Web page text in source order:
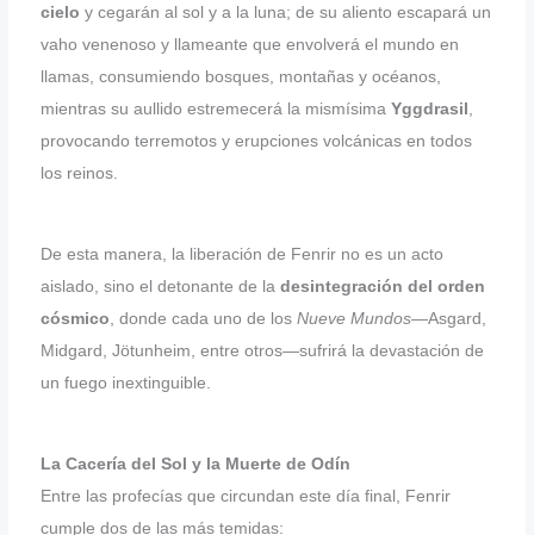
cielo y cegarán al sol y a la luna; de su aliento escapará un
vaho venenoso y llameante que envolverá el mundo en
llamas, consumiendo bosques, montañas y océanos,
mientras su aullido estremecerá la mismísima Yggdrasil
provocando terremotos y erupciones volcánicas en todos
los reinos.
De esta manera, la liberación de Fenrir no es un acto
aislado, sino el detonante de la desintegración del orden
cósmico , donde cada uno de los Nueve Mundos—Asgard,
Midgard, Jötunheim, entre otros—sufrirá la devastación de
un fuego inextinguible.
La Cacería del Sol y la Muerte de Odín
Entre las profecías que circundan este día final, Fenrir
cumple dos de las más temidas: